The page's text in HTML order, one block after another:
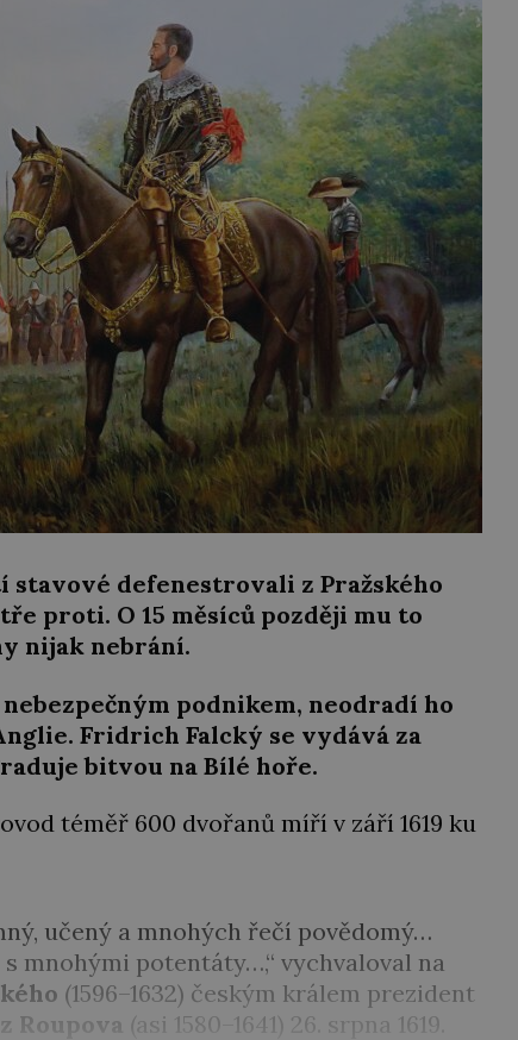
stavové defenestrovali z Pražského
proti. O 15 měsíců později mu to
nijak nebrání.
podnikem, neodradí ho
Fridrich Falcký se vydává za
bitvou na Bílé hoře.
téměř 600 dvořanů míří v září 1619 ku
učený a mnohých řečí povědomý…
mnohými potentáty…,“ vychvaloval na
(1596–1632) českým králem prezident
Roupova (asi 1580–1641) 26. srpna 1619.